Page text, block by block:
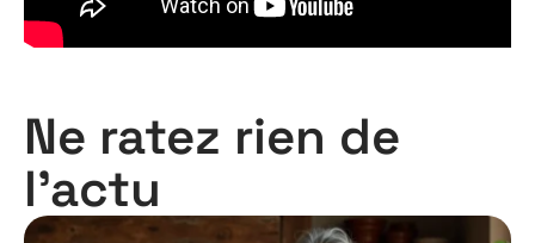
Ne ratez rien de
l'actu